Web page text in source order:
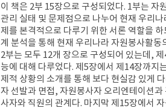
이 책은 2부 15장으로 구성되었다. 1부는
관리 실태 및 문제점으로 나누어 현재 우리
제를 본격적으로 다루기 위한 서론 역할을
계 분석을 통해 현재 우리나라 자원봉사활
2부는 모두 12개 장으로 구성되어 있는데,
능에 대해 다루었다. 제5장에서 제14장까지
제적 상황의 소개를 통해 보다 현실감 있게
자 선발과 면접, 자원봉사자 오리엔테이션
사자와 직원의 관계다. 마지막 제15장에서